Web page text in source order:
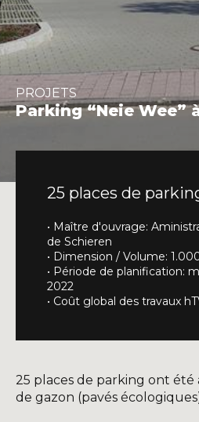
PROJETS
Parking “Neie Wee”
25 places de
• Maître d'ouvrage:
de Schieren
• Dimension / Volume:
• Période de planification:
2022
• Coût global des travaux
25 places de parking ont été
de gazon (pavés